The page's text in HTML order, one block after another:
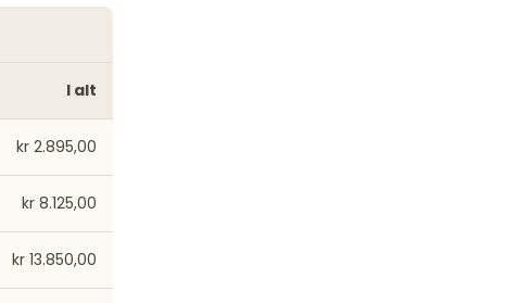
I alt
kr 2.895,00
kr 8.125,00
kr 13.850,00